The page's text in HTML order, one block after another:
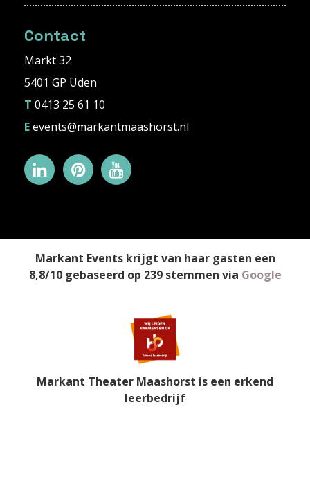
Contact
Markt 32
5401 GP Uden
T 0413 25 61 10
Eevents@markantmaashorst.nl
Markant Eventskrijgt van haar gasten een
8,8/10gebaseerd op 239stemmen via Google
Markant Theater Maashorst is een erkend
leerbedrijf